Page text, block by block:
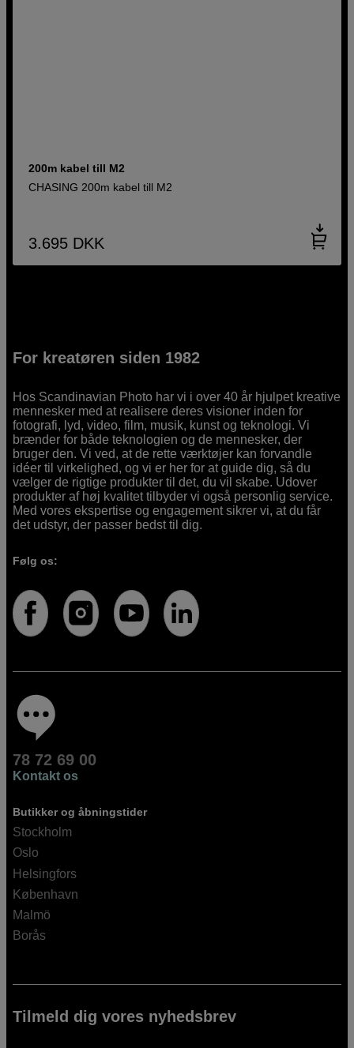
200m kabel till M2
CHASING 200m kabel till M2
3.695 DKK
For kreatøren siden 1982
Hos Scandinavian Photo har vi i over 40 år hjulpet kreative
mennesker med at realisere deres visioner inden for
fotografi, lyd, video, film, musik, kunst og teknologi. Vi
brænder for både teknologien og de mennesker, der
bruger den. Vi ved, at de rette værktøjer kan forvandle
idéer til virkelighed, og vi er her for at guide dig, så du
vælger de rigtige produkter til det, du vil skabe. Udover
produkter af høj kvalitet tilbyder vi også personlig service.
Med vores ekspertise og engagement sikrer vi, at du får
det udstyr, der passer bedst til dig.
Følg os:
78 72 69 00
Kontakt os
Butikker og åbningstider
Stockholm
Oslo
Helsingfors
København
Malmö
Borås
Tilmeld dig vores nyhedsbrev